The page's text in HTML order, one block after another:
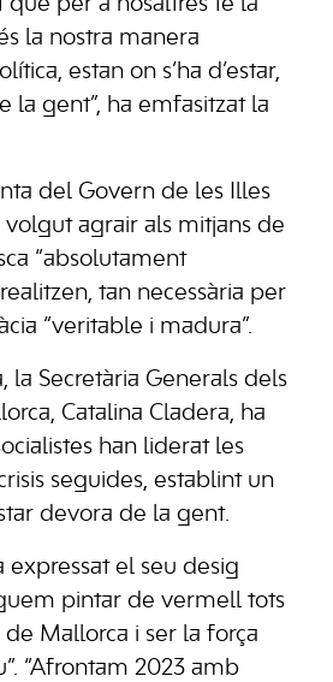
que per a nosaltres té la
la nostra manera
estan on s’ha d’estar,
la gent”, ha emfasitzat la
del Govern de les Illes
volgut agrair als mitjans de
“absolutament
tan necessària per
“veritable i madura”.
la Secretària Generals dels
Catalina Cladera, ha
han liderat les
seguides, establint un
devora de la gent.
expressat el seu desig
pintar de vermell tots
de Mallorca i ser la força
“Afrontam 2023 amb